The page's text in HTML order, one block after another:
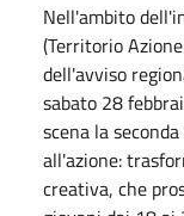
Nell'ambito
(Territorio
dell'avviso
sabato 28
scena la
all'azione:
creativa, che